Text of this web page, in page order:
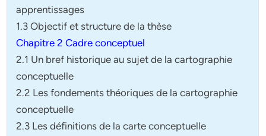
apprentissages
1.3 Objectif et structure de la thèse
Chapitre 2 Cadre conceptuel
2.1 Un bref historique au sujet de la cartographie
conceptuelle
2.2 Les fondements théoriques de la cartographie
conceptuelle
2.3 Les définitions de la carte conceptuelle